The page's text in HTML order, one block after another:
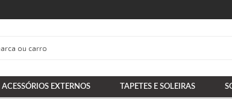
ACESSÓRIOS EXTERNOS TAPETES E SOLEIRAS